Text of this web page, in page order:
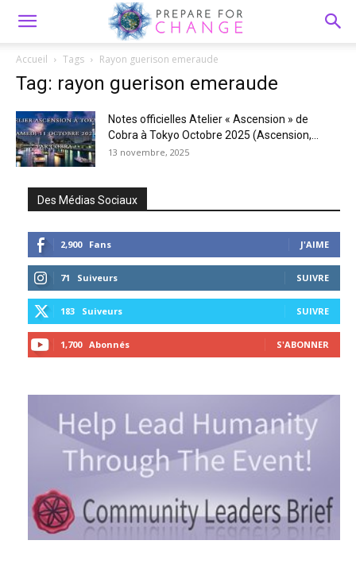
Accueil Tags Rayon guerison emeraude
Tag: rayon guerison emeraude
Notes officielles Atelier « Ascension » de
Cobra à Tokyo Octobre 2025 (Ascension,...
13 novembre, 2025
Des Médias Sociaux
2,900 Fans J'AIME
71 Suiveurs SUIVRE
183 Suiveurs SUIVRE
1,700 Abonnés S'ABONNER